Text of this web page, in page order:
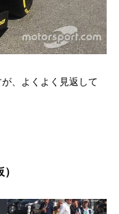
、よくよく見返して